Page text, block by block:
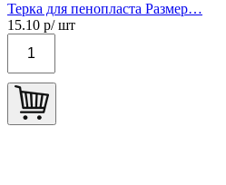
Терка для пенопласта Размер…
15.10 р/ шт